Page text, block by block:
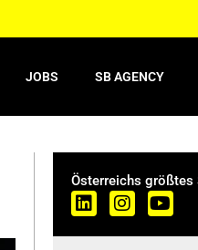
JOBS SB AGENCY
Österreichs größtes